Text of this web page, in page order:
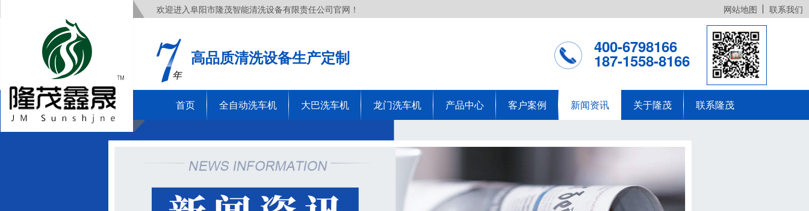
欢迎进入阜阳市隆茂智能清洗设备有限责任公司官网！ 网站地图 联系我们
年
高品质清洗设备生产定制
400-6798166
187-1558-8166
首页 全自动洗车机 大巴洗车机 龙门洗车机 产品中心 客户案例 新闻资讯 关于隆茂 联系隆茂